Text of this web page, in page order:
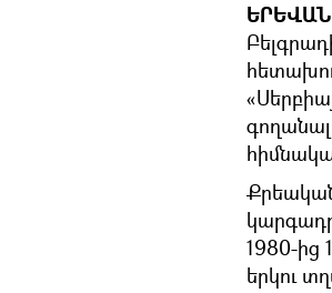
1980-ից
երկու